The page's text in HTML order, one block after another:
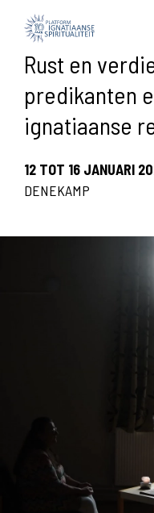
Rust en
predikanten
ignatiaanse
12 TOT 16 JANUARI
DENEKAMP